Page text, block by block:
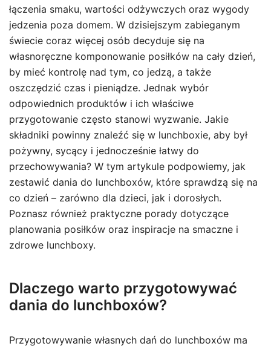
łączenia smaku, wartości odżywczych oraz wygody
jedzenia poza domem. W dzisiejszym zabieganym
świecie coraz więcej osób decyduje się na
własnoręczne komponowanie posiłków na cały dzień,
by mieć kontrolę nad tym, co jedzą, a także
oszczędzić czas i pieniądze. Jednak wybór
odpowiednich produktów i ich właściwe
przygotowanie często stanowi wyzwanie. Jakie
składniki powinny znaleźć się w lunchboxie, aby był
pożywny, sycący i jednocześnie łatwy do
przechowywania? W tym artykule podpowiemy, jak
zestawić dania do lunchboxów, które sprawdzą się na
co dzień – zarówno dla dzieci, jak i dorosłych.
Poznasz również praktyczne porady dotyczące
planowania posiłków oraz inspiracje na smaczne i
zdrowe lunchboxy.
Dlaczego warto przygotowywać
dania do lunchboxów?
Przygotowywanie własnych dań do lunchboxów ma